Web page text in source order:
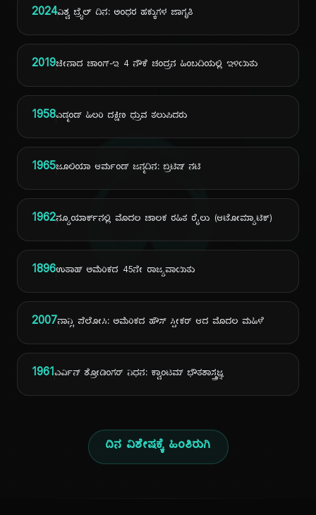
ದಿ
2024ವಿಶ್ವ ಬ್ರೈಲ್ ದಿನ: ಅಂಧರ ಹಕ್ಕುಗಳ ಜಾಗೃತಿ
2019ಚೀನಾದ ಚಾಂಗ್-ಇ 4 ನೌಕೆ ಚಂದ್ರನ ಹಿಂಬದಿಯಲ್ಲಿ ಇಳಿಯಿತು
1958ಎಡ್ಮಂಡ್ ಹಿಲರಿ ದಕ್ಷಿಣ ಧ್ರುವ ತಲುಪಿದರು
1965ಜೂಲಿಯಾ ಆರ್ಮಂಡ್ ಜನ್ಮದಿನ: ಬ್ರಿಟಿಷ್ ನಟಿ
1962ನ್ಯೂಯಾರ್ಕ್‌ನಲ್ಲಿ ಮೊದಲ ಚಾಲಕ ರಹಿತ ರೈಲು (ಆಟೋಮ್ಯಾಟಿಕ್)
1896ಉತಾಹ್ ಅಮೆರಿಕದ 45ನೇ ರಾಜ್ಯವಾಯಿತು
2007ನಾನ್ಸಿ ಪೆಲೋಸಿ: ಅಮೆರಿಕದ ಹೌಸ್ ಸ್ಪೀಕರ್ ಆದ ಮೊದಲ ಮಹಿಳೆ
1961ಎರ್ವಿನ್ ಶ್ರೋಡಿಂಗರ್ ನಿಧನ: ಕ್ವಾಂಟಮ್ ಭೌತಶಾಸ್ತ್ರಜ್ಞ
ದಿನ ವಿಶೇಷಕ್ಕೆ ಹಿಂತಿರುಗಿ